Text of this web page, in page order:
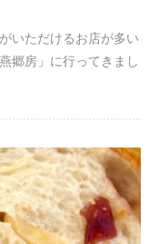
いただけるお店が多い
郷房」に行ってきまし